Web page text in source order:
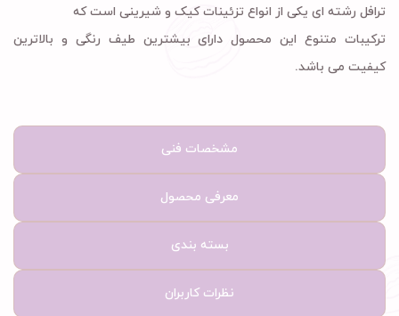
ترافل رشته ای یکی از انواع تزئینات کیک و شیرینی است که
ترکیبات متنوع این محصول دارای بیشترین طیف رنگی و بالاترین
کیفیت می باشد.
مشخصات فنی
معرفی محصول
بسته بندی
نظرات کاربران